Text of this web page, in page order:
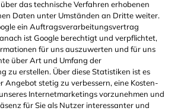
das technische Verfahren erhobenen
Daten unter Umständen an Dritte weiter.
ein Auftragsverarbeitungsvertrag
ist Google berechtigt und verpflichtet,
für uns auszuwerten und für uns
über Art und Umfang der
zu erstellen. Über diese Statistiken ist es
Angebot stetig zu verbessern, eine Kosten-
Internetmarketings vorzunehmen und
für Sie als Nutzer interessanter und